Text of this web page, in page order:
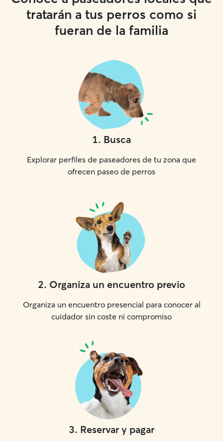
tratarán a tus perros como si
fueran de la familia
1. Busca
Explorar perfiles de paseadores de tu zona que
ofrecen paseo de perros
2. Organiza un encuentro previo
Organiza un encuentro presencial para conocer al
cuidador sin coste ni compromiso
3. Reservar y pagar